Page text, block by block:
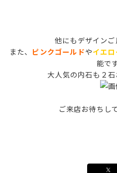
他にもデザイン
また、 ピンクゴールドやイエ
能で
大人気の内石も２石
ご来店お待ち